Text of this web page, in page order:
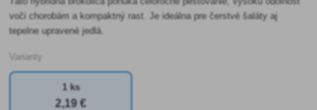
voči chorobám a kompaktný rast. Je ideálna pre čerstvé šaláty aj
tepelne upravené jedlá.
Varianty
1 ks
2,19 €